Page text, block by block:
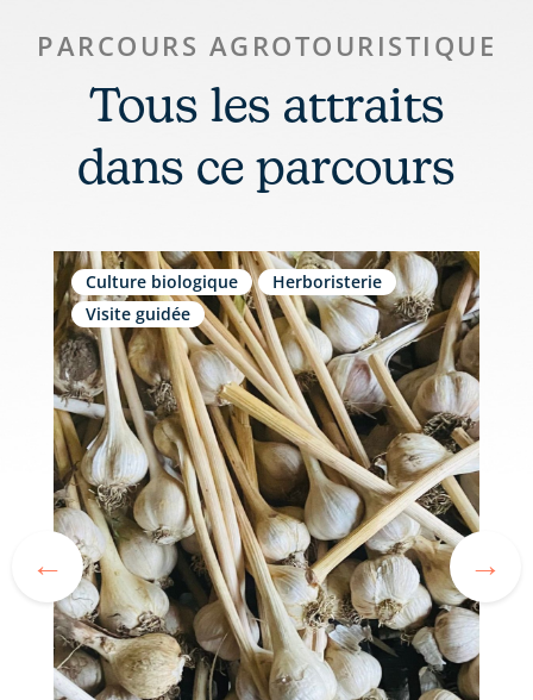
PARCOURS AGROTOURISTIQUE
Tous les attraits
dans ce parcours
Culture biologique
Herboristerie
Visite guidée